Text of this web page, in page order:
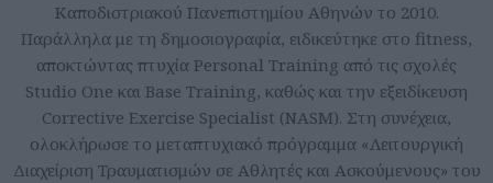
Καποδιστριακού Πανεπιστημίου Αθηνών το 2010.
Παράλληλα με τη δημοσιογραφία, ειδικεύτηκε στο fitness,
αποκτώντας πτυχία Personal Training από τις σχολές
Studio One και Base Training, καθώς και την εξειδίκευση
Corrective Exercise Specialist (NASM). Στη συνέχεια,
ολοκλήρωσε το μεταπτυχιακό πρόγραμμα «Λειτουργική
Διαχείριση Τραυματισμών σε Αθλητές και Ασκούμενους» του